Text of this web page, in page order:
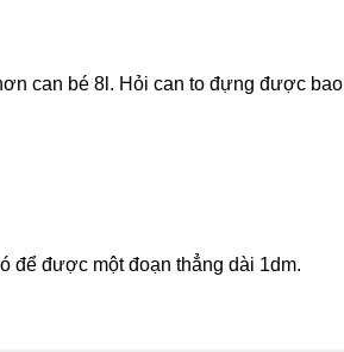
can bé 8l. Hỏi can to đựng được bao
để được một đoạn thẳng dài 1dm.